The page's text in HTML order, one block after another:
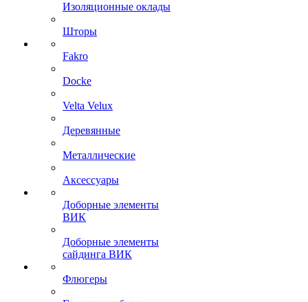
Изоляционные оклады
Шторы
Fakro
Docke
Velta Velux
Деревянные
Металлические
Аксессуары
Доборные элементы
ВИК
Доборные элементы
сайдинга ВИК
Флюгеры